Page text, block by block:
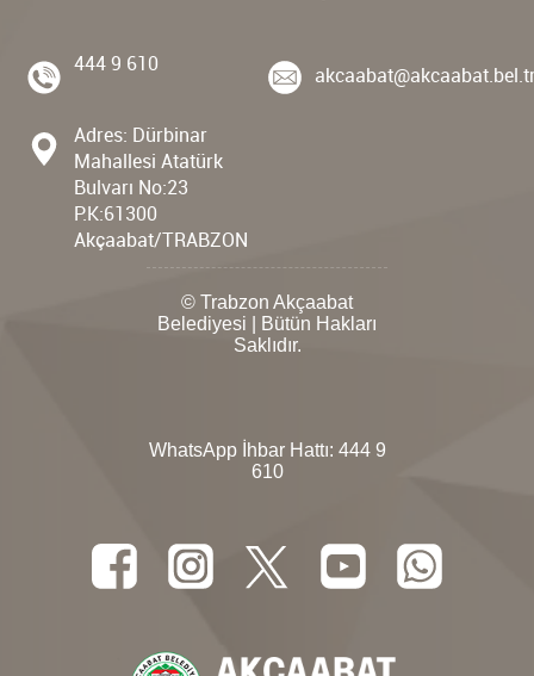
444 9 610
Adres: Dürbinar
Mahallesi Atatürk
Bulvarı No:23
P.K:61300
Akçaabat/TRABZON
© Trabzon Akçaabat
Belediyesi | Bütün Hakları
Saklıdır.
WhatsApp İhbar Hattı: 444 9
610